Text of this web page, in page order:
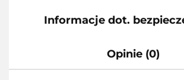
Informacje dot.
Opinie (0)